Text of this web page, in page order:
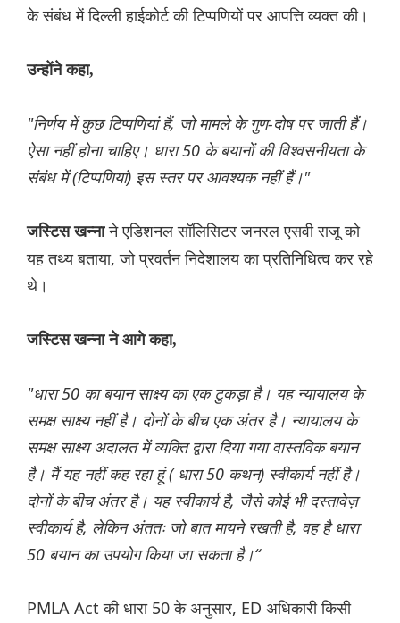
के संबंध में दिल्ली हाईकोर्ट की टिप्पणियों पर आपत्ति व्यक्त की।
उन्होंने कहा,
"निर्णय में कुछ टिप्पणियां हैं, जो मामले के गुण-दोष पर जाती हैं।
ऐसा नहीं होना चाहिए। धारा 50 के बयानों की विश्वसनीयता के
संबंध में (टिप्पणियां) इस स्तर पर आवश्यक नहीं हैं।"
जस्टिस खन्नाने एडिशनल सॉलिसिटर जनरल एसवी राजू को
यह तथ्य बताया, जो प्रवर्तन निदेशालय का प्रतिनिधित्व कर रहे
थे।
जस्टिस खन्ना ने आगे कहा,
"धारा 50 का बयान साक्ष्य का एक टुकड़ा है। यह न्यायालय के
समक्ष साक्ष्य नहीं है। दोनों के बीच एक अंतर है। न्यायालय के
समक्ष साक्ष्य अदालत में व्यक्ति द्वारा दिया गया वास्तविक बयान
है। मैं यह नहीं कह रहा हूं ( धारा 50 कथन) स्वीकार्य नहीं है।
दोनों के बीच अंतर है। यह स्वीकार्य है, जैसे कोई भी दस्तावेज़
स्वीकार्य है, लेकिन अंततः जो बात मायने रखती है, वह है धारा
50 बयान का उपयोग किया जा सकता है।“
PMLA Act की धारा 50 के अनुसार, ED अधिकारी किसी